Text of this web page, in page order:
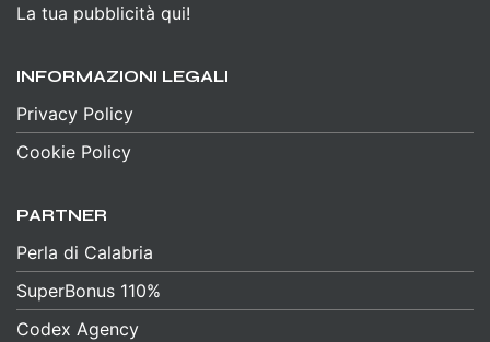
La tua pubblicità qui!
INFORMAZIONI LEGALI
Privacy Policy
Cookie Policy
PARTNER
Perla di Calabria
SuperBonus 110%
Codex Agency